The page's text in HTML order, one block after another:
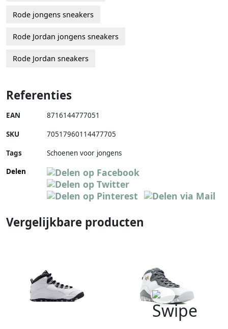
Rode jongens sneakers
Rode Jordan jongens sneakers
Rode Jordan sneakers
Referenties
EAN 8716144777051
SKU 70517960114477705
Tags
Schoenen voor jongens
Delen
Vergelijkbare producten